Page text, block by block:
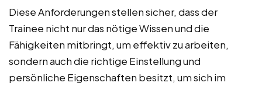
Diese Anforderungen stellen sicher, dass der
Trainee nicht nur das nötige Wissen und die
Fähigkeiten mitbringt, um effektiv zu arbeiten,
sondern auch die richtige Einstellung und
persönliche Eigenschaften besitzt, um sich im